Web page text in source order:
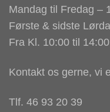
Mandag til Fredag –
Første & sidste
Fra Kl. 10:00 til 14:00
Kontakt os gerne, vi
Tlf. 46 93 20 39